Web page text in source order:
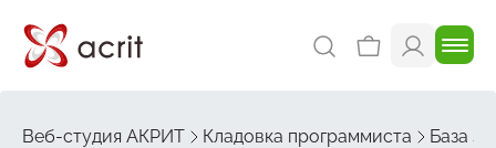
Веб-студия АКРИТ Кладовка программиста База